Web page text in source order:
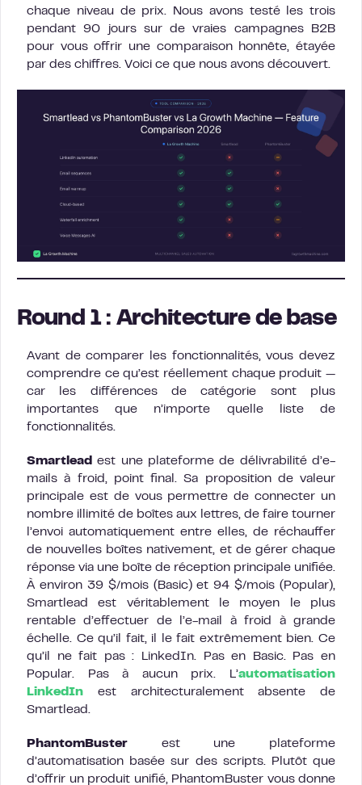
chaque niveau de prix. Nous avons testé les trois
pendant 90 jours sur de vraies campagnes B2B
pour vous offrir une comparaison honnête, étayée
par des chiffres. Voici ce que nous avons découvert.
Round 1 : Architecture de base
Avant de comparer les fonctionnalités, vous devez
comprendre ce qu’est réellement chaque produit —
car les différences de catégorie sont plus
importantes que n’importe quelle liste de
fonctionnalités.
Smartlead
est une plateforme de délivrabilité d’e-
mails à froid, point final. Sa proposition de valeur
principale est de vous permettre de connecter un
nombre illimité de boîtes aux lettres, de faire tourner
l’envoi automatiquement entre elles, de réchauffer
de nouvelles boîtes nativement, et de gérer chaque
réponse via une boîte de réception principale unifiée.
À environ 39 $/mois (Basic) et 94 $/mois (Popular),
Smartlead est véritablement le moyen le plus
rentable d’effectuer de l’e-mail à froid à grande
échelle. Ce qu’il fait, il le fait extrêmement bien. Ce
qu’il ne fait pas : LinkedIn. Pas en Basic. Pas en
Popular. Pas à aucun prix. L’automatisation
LinkedIn est architecturalement absente de
Smartlead.
PhantomBuster est une plateforme
d’automatisation basée sur des scripts. Plutôt que
d’offrir un produit unifié, PhantomBuster vous donne